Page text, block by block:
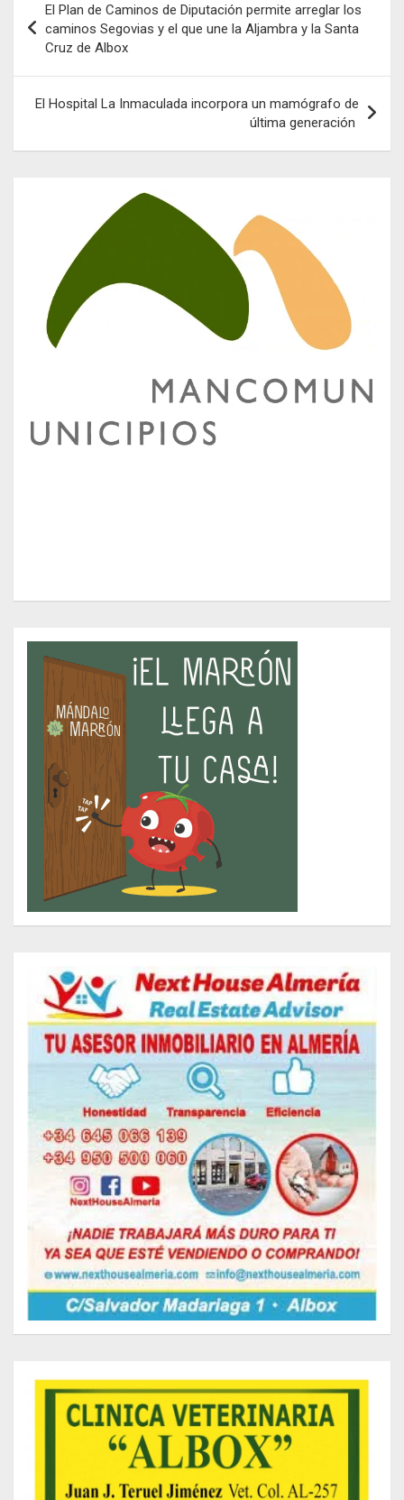
de
entradas
El Plan de Caminos de Diputación permite arreglar los
caminos Segovias y el que une la Aljambra y la Santa
Cruz de Albox
El Hospital La Inmaculada incorpora un mamógrafo de
última generación